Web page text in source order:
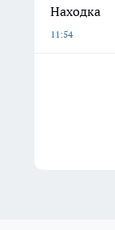
Находка
11:54